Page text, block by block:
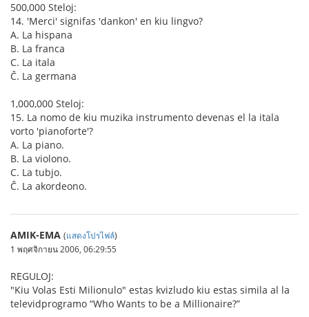
500,000 Steloj:
14. 'Merci' signifas 'dankon' en kiu lingvo?
A. La hispana
B. La franca
C. La itala
Ĉ. La germana
1,000,000 Steloj:
15. La nomo de kiu muzika instrumento devenas el la itala
vorto 'pianoforte'?
A. La piano.
B. La violono.
C. La tubjo.
Ĉ. La akordeono.
AMIK-EMA (แสดงโปรไฟล์)
1 พฤศจิกายน 2006, 06:29:55
REGULOJ:
"Kiu Volas Esti Milionulo" estas kvizludo kiu estas simila al la
televidprogramo “Who Wants to be a Millionaire?”